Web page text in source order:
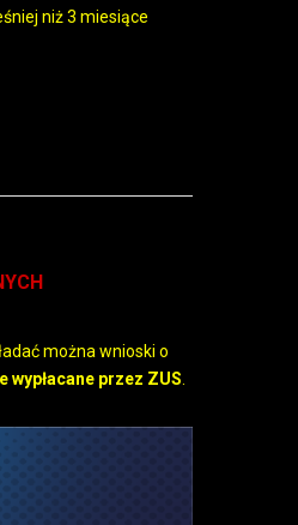
niż 3 miesiące
można wnioski o
przez ZUS